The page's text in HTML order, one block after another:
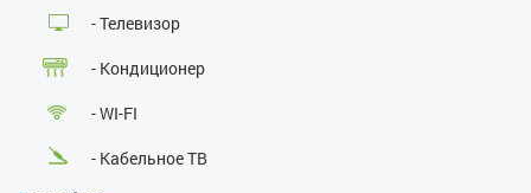
- Телевизор
- Кондиционер
- WI-FI
- Кабельное ТВ